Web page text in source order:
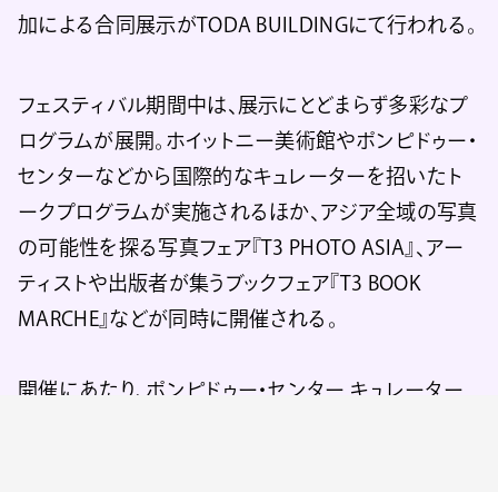
加による合同展示がTODA BUILDINGにて行われる。
フェスティバル期間中は、展示にとどまらず多彩なプ
ログラムが展開。ホイットニー美術館やポンピドゥー・
センターなどから国際的なキュレーターを招いたト
ークプログラムが実施されるほか、アジア全域の写真
の可能性を探る写真フェア『T3 PHOTO ASIA』、アー
ティストや出版者が集うブックフェア『T3 BOOK
MARCHE』などが同時に開催される。
開催にあたり、ポンピドゥー・センター キュレーター